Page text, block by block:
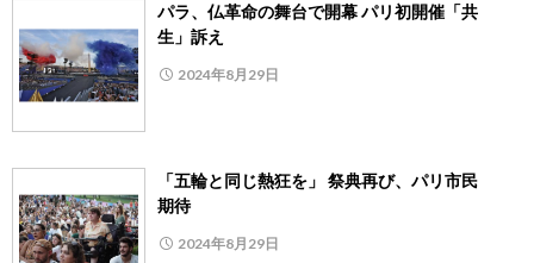
パラ、仏革命の舞台で開幕 パリ初開催「共
生」訴え
2024年8月29日
「五輪と同じ熱狂を」 祭典再び、パリ市民
期待
2024年8月29日